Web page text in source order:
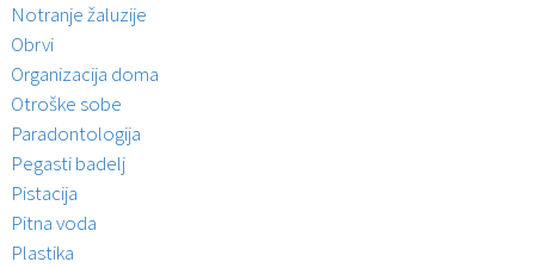
Notranje žaluzije
Obrvi
Organizacija doma
Otroške sobe
Paradontologija
Pegasti badelj
Pistacija
Pitna voda
Plastika